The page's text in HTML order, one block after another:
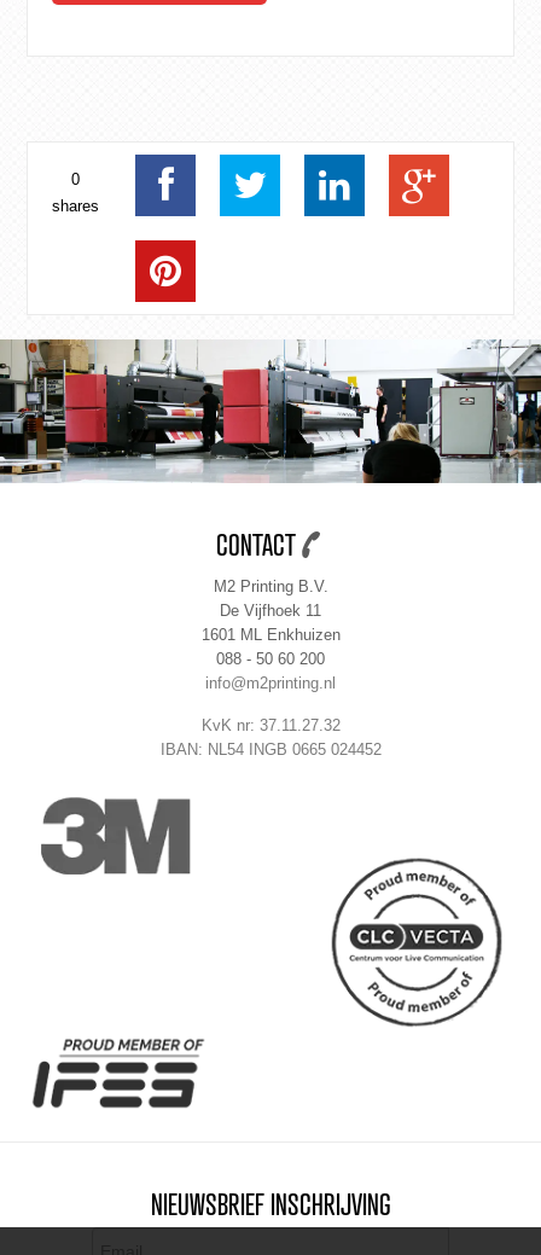
0
shares
CONTACT
M2 Printing B.V.
De Vijfhoek 11
1601 ML Enkhuizen
088 - 50 60 200
info@m2printing.nl
KvK nr: 37.11.27.32
IBAN: NL54 INGB 0665 024452
NIEUWSBRIEF INSCHRIJVING